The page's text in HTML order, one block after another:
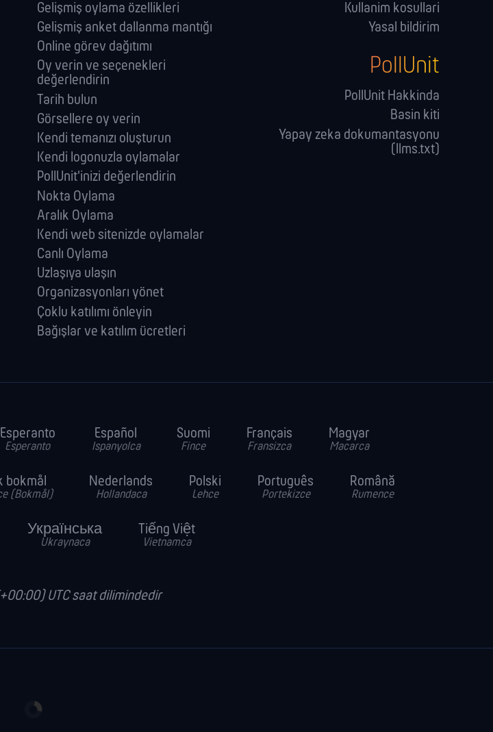
Gelişmiş oylama özellikleri
Gelişmiş anket dallanma mantığı
Online görev dağıtımı
Oy verin ve seçenekleri
değerlendirin
Tarih bulun
Görsellere oy verin
Kendi temanızı oluşturun
Kendi logonuzla oylamalar
PollUnit'inizi değerlendirin
Nokta Oylama
Aralık Oylama
Kendi web sitenizde oylamalar
Canlı Oylama
Uzlaşıya ulaşın
Organizasyonları yönet
Çoklu katılımı önleyin
Bağışlar ve katılım ücretleri
Kullanim kosullari
Yasal bildirim
PollUnit
PollUnit Hakkinda
Basin kiti
Yapay zeka dokumantasyonu
(llms.txt)
Esperanto
Esperanto
Español
Ispanyolca
Suomi
Fince
Français
Fransizca
Magyar
Macarca
bokmål
(Bokmål)
Nederlands
Hollandaca
Polski
Lehce
Português
Portekizce
Română
Rumence
Українська
Ukraynaca
Tiếng Việt
Vietnamca
UTC saat dilimindedir